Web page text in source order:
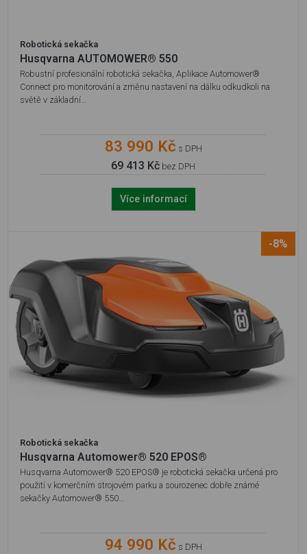
Robotická sekačka
Husqvarna AUTOMOWER® 550
Robustní profesionální robotická sekačka, Aplikace Automower®
Connect pro monitorování a změnu nastavení na dálku odkudkoli na
světě v základní…
83 990 Kč s DPH
69 413 Kč bez DPH
Více informací
-8%
Robotická sekačka
Husqvarna Automower® 520 EPOS®
Husqvarna Automower® 520 EPOS® je robotická sekačka určená pro
použití v komerčním strojovém parku a sourozenec dobře známé
sekačky Automower® 550…
94 990 Kč s DPH